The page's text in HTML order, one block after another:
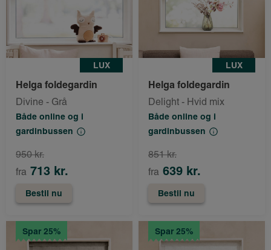
LUX
Helga foldegardin
Divine - Grå
Både online og i
gardinbussen
fra 713 kr.
950 kr.
Bestil nu
LUX
Helga foldegardin
Delight - Hvid mix
Både online og i
gardinbussen
fra 639 kr.
851 kr.
Bestil nu
Spar 25% Spar 25%